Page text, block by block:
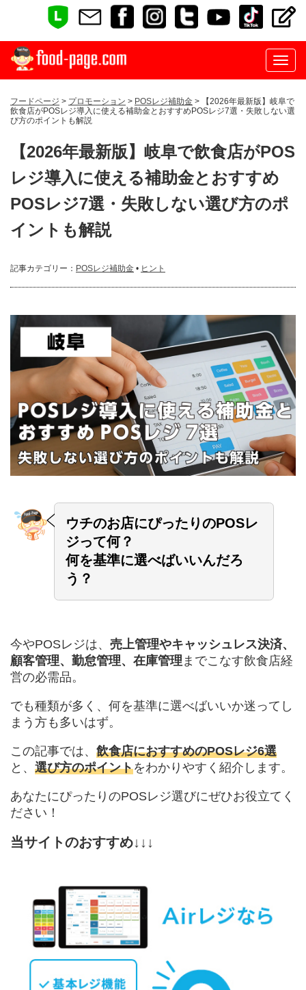
フードページ > プロモーション > POSレジ補助金 > 【2026年最新版】岐阜で
飲食店がPOSレジ導入に使える補助金とおすすめPOSレジ7選・失敗しない選
び方のポイントも解説
【2026年最新版】岐阜で飲食店がPOS
レジ導入に使える補助金とおすすめ
POSレジ7選・失敗しない選び方のポ
イントも解説
記事カテゴリー： POSレジ補助金 • ヒント
ウチのお店にぴったりのPOSレ
ジって何？
何を基準に選べばいいんだろ
う？
今やPOSレジは、 売上管理やキャッシュレス決済、
顧客管理、勤怠管理、在庫管理 までこなす飲食店経
営の必需品。
でも種類が多く、何を基準に選べばいいか迷ってし
まう方も多いはず。
この記事では、 飲食店におすすめのPOSレジ6選
と、 選び方のポイントをわかりやすく紹介します。
あなたにぴったりのPOSレジ選びにぜひお役立てく
ださい！
当サイトのおすすめ↓↓↓